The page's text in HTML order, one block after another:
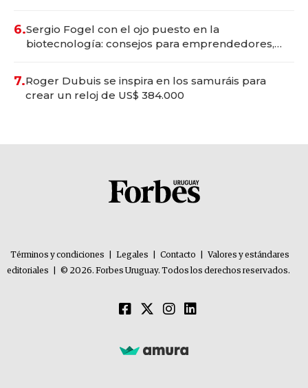
6.Sergio Fogel con el ojo puesto en la
biotecnología: consejos para emprendedores,
7.Roger Dubuis se inspira en los samuráis para
crear un reloj de US$ 384.000
Términos y condiciones Legales Contacto
Valores y estándares
editoriales
© 2026. Forbes Uruguay. Todos los derechos reservados.